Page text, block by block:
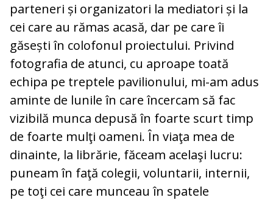
parteneri și organizatori la mediatori și la
cei care au rămas acasă, dar pe care îi
găsești în colofonul proiectului. Privind
fotografia de atunci, cu aproape toată
echipa pe treptele pavilionului, mi-am adus
aminte de lunile în care încercam să fac
vizibilă munca depusă în foarte scurt timp
de foarte mulţi oameni. În viaţa mea de
dinainte, la librărie, făceam acelaşi lucru:
puneam în faţă colegii, voluntarii, internii,
pe toţi cei care munceau în spatele